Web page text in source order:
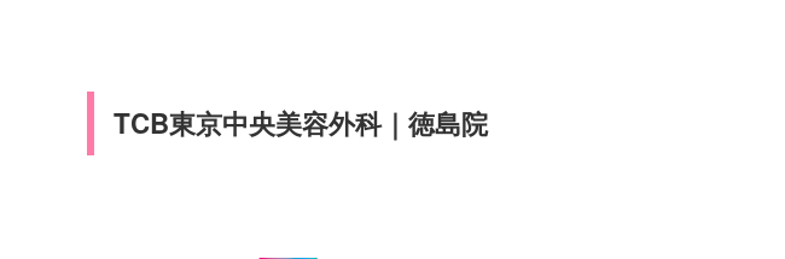
TCB東京中央美容外科｜徳島院